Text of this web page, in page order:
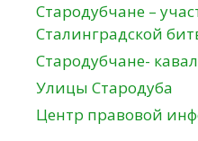
Стародубчане –
Сталинградской
Стародубчане-
Улицы Стародуба
Центр правовой